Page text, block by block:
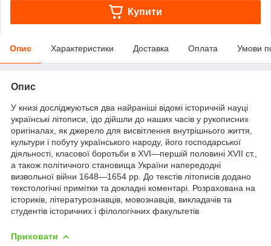
Купити
Опис Характеристики Доставка Оплата Умови
Опис
У книзі досліджуються два найраніші відомі історичній науці
українські літописи, ідо дійшли до наших часів у рукописних
оригіналах, як джерело для висвітлення внутрішнього життя,
культури і побуту українського народу, його господарської
діяльності, класової боротьби в XVI—першій половині XVII ст.,
а також політичного становища України напередодні
визвольної війни 1648—1654 рр. До текстів літописів додано
текстологічні примітки та докладні коментарі. Розрахована на
істориків, літературознавців, мовознавців, викладачів та
студентів історичних і філологічних факультетів
Приховати